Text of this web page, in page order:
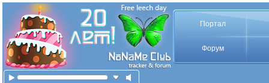
Портал
Форум